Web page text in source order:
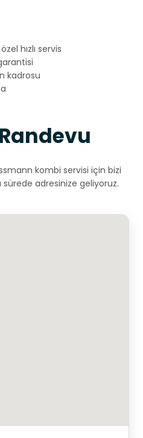
hızlı servis
kadrosu
kombi servisi için bizi
sürede adresinize geliyoruz.